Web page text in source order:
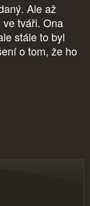
Ale až
tváři. Ona
stále to byl
o tom, že ho